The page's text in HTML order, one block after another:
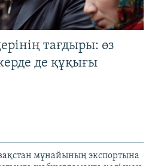
тағдыры: өз
де құқығы
мұнайының экспортына